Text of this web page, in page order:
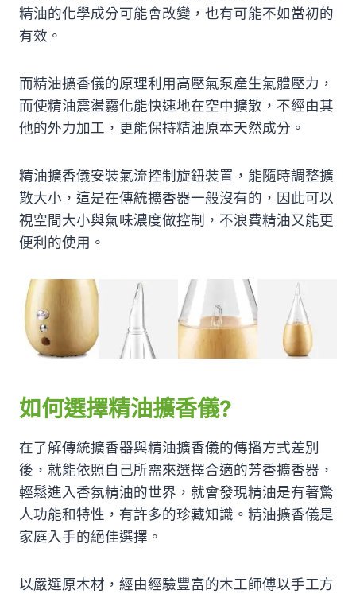
精油的化學成分可能會改變，也有可能不如當初的
有效。
而精油擴香儀的原理利用高壓氣泵產生氣體壓力，
而使精油震盪霧化能快速地在空中擴散，不經由其
他的外力加工，更能保持精油原本天然成分。
精油擴香儀安裝氣流控制旋鈕裝置，能隨時調整擴
散大小，這是在傳統擴香器一般沒有的，因此可以
視空間大小與氣味濃度做控制，不浪費精油又能更
便利的使用。
如何選擇精油擴香儀?
在了解傳統擴香器與精油擴香儀的傳播方式差別
後，就能依照自己所需來選擇合適的芳香擴香器，
輕鬆進入香氛精油的世界，就會發現精油是有著驚
人功能和特性，有許多的珍藏知識。精油擴香儀是
家庭入手的絕佳選擇。
以嚴選原木材，經由經驗豐富的木工師傅以手工方